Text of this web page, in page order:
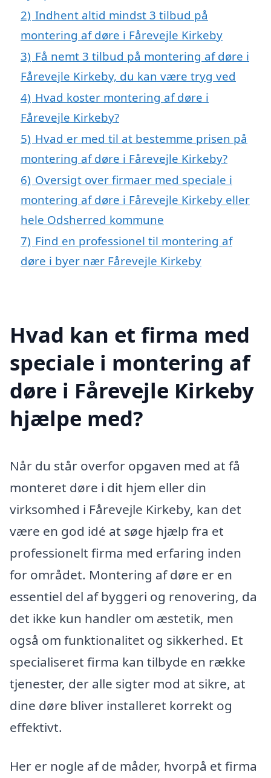
2) Indhent altid mindst 3 tilbud på
montering af døre i Fårevejle Kirkeby
3) Få nemt 3 tilbud på montering af døre i
Fårevejle Kirkeby, du kan være tryg ved
4) Hvad koster montering af døre i
Fårevejle Kirkeby?
5) Hvad er med til at bestemme prisen på
montering af døre i Fårevejle Kirkeby?
6) Oversigt over firmaer med speciale i
montering af døre i Fårevejle Kirkeby eller
hele Odsherred kommune
7) Find en professionel til montering af
døre i byer nær Fårevejle Kirkeby
Hvad kan et firma med
speciale i montering af
døre i Fårevejle Kirkeby
hjælpe med?
Når du står overfor opgaven med at få
monteret døre i dit hjem eller din
virksomhed i Fårevejle Kirkeby, kan det
være en god idé at søge hjælp fra et
professionelt firma med erfaring inden
for området. Montering af døre er en
essentiel del af byggeri og renovering, da
det ikke kun handler om æstetik, men
også om funktionalitet og sikkerhed. Et
specialiseret firma kan tilbyde en række
tjenester, der alle sigter mod at sikre, at
dine døre bliver installeret korrekt og
effektivt.
Her er nogle af de måder, hvorpå et firma